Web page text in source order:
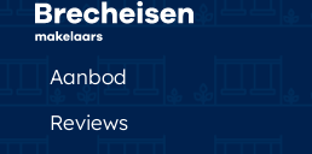
Aanbod
Reviews